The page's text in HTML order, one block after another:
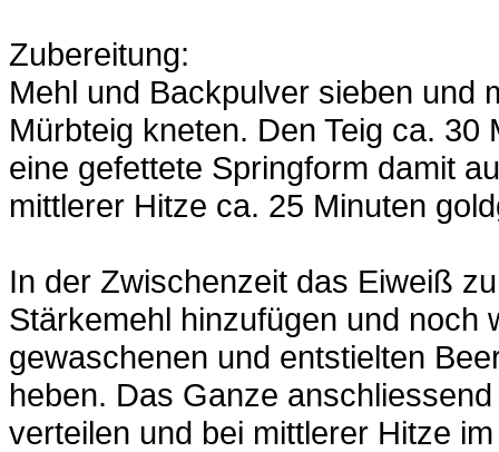
Zubereitung:
Mehl und Backpulver sieben und
Mürbteig kneten. Den Teig ca.
eine gefettete Springform damit
mittlerer Hitze ca. 25 Minuten
In der Zwischenzeit das Eiweiß
Stärkemehl hinzufügen und noch
gewaschenen und entstielten
heben. Das Ganze
verteilen und bei mittlerer Hitze